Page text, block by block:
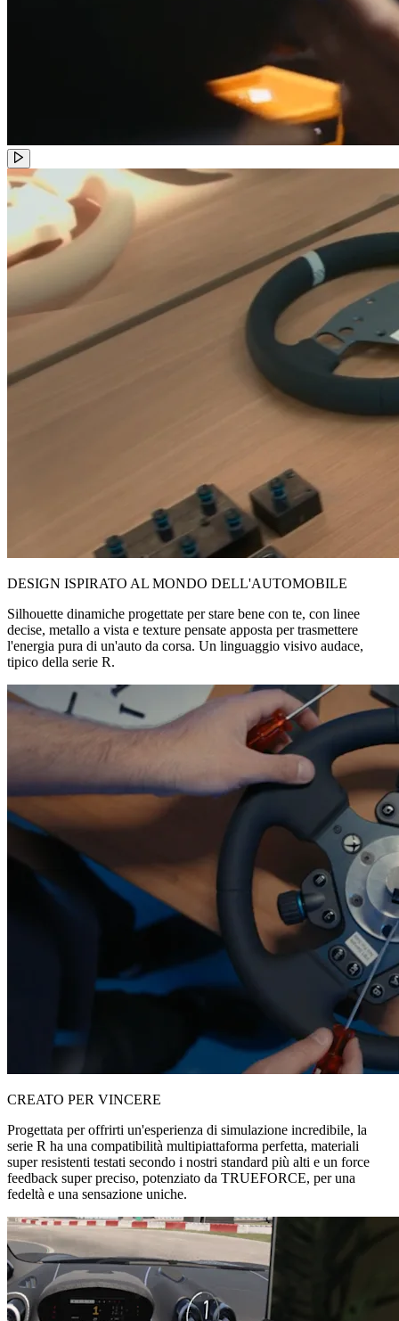
DESIGN ISPIRATO AL MONDO DELL'AUTOMOBILE
Silhouette dinamiche progettate per stare bene con te, con linee
decise, metallo a vista e texture pensate apposta per trasmettere
l'energia pura di un'auto da corsa. Un linguaggio visivo audace,
tipico della serie R.
CREATO PER VINCERE
Progettata per offrirti un'esperienza di simulazione incredibile, la
serie R ha una compatibilità multipiattaforma perfetta, materiali
super resistenti testati secondo i nostri standard più alti e un force
feedback super preciso, potenziato da TRUEFORCE, per una
fedeltà e una sensazione uniche.